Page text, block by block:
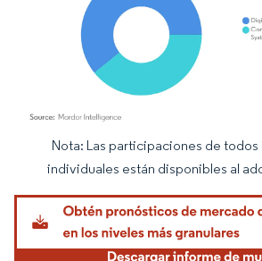
Imagen © Mordor Intelligence. El uso requiere
Nota: Las participaciones de
individuales están disponibles al